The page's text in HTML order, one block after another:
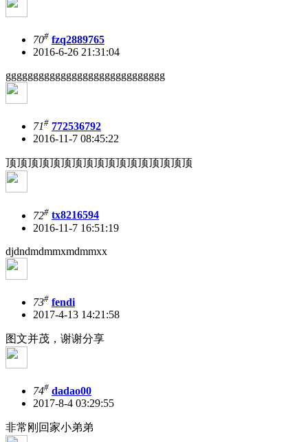
70# fzq2889765
2016-6-26 21:31:04
ggggggggggggggggggggggggggggg
71# 772536792
2016-11-7 08:45:22
顶顶顶顶顶顶顶顶顶顶顶顶顶顶顶顶顶
72# tx8216594
2016-11-7 16:51:19
djdndmdmmxmdmmxx
73# fendi
2017-4-13 14:21:58
图文并茂，谢谢分享
74# dadao00
2017-8-4 03:29:55
非常刚回家小弟弟